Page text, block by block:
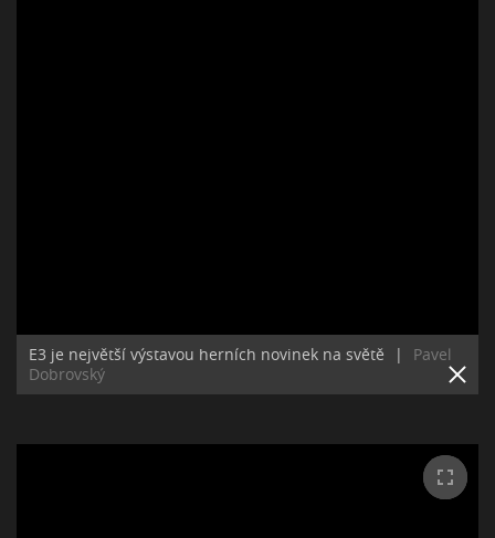
E3 je největší výstavou herních novinek na světě |
Pavel
Dobrovský